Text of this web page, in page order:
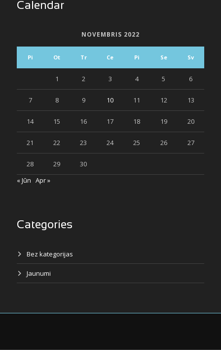
Calendar
NOVEMBRIS 2022
Pi Ot Tr Ce Pi Se Sv
1 2 3 4 5 6
7 8 9 10 11 12 13
14 15 16 17 18 19 20
21 22 23 24 25 26 27
28 29
30
« Jūn Apr »
Categories
Bez kategorijas
Jaunumi